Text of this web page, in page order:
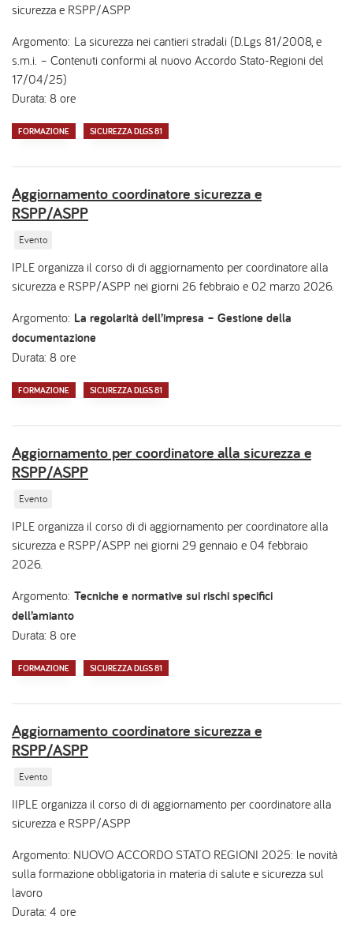
sicurezza e RSPP/ASPP
Argomento: La sicurezza nei cantieri stradali (D.Lgs 81/2008, e
s.m.i. – Contenuti conformi al nuovo Accordo Stato-Regioni del
17/04/25)
Durata: 8 ore
FORMAZIONE SICUREZZA DLGS 81
Aggiornamento coordinatore sicurezza e
RSPP/ASPP
Evento
IPLE organizza il corso di di aggiornamento per coordinatore alla
sicurezza e RSPP/ASPP nei giorni 26 febbraio e 02 marzo 2026.
Argomento: La regolarità dell’impresa – Gestione della
documentazione
Durata: 8 ore
FORMAZIONE SICUREZZA DLGS 81
Aggiornamento per coordinatore alla sicurezza e
RSPP/ASPP
Evento
IPLE organizza il corso di di aggiornamento per coordinatore alla
sicurezza e RSPP/ASPP nei giorni 29 gennaio e 04 febbraio
2026.
Argomento: Tecniche e normative sui rischi specifici
dell’amianto
Durata: 8 ore
FORMAZIONE SICUREZZA DLGS 81
Aggiornamento coordinatore sicurezza e
RSPP/ASPP
Evento
IIPLE organizza il corso di di aggiornamento per coordinatore alla
sicurezza e RSPP/ASPP
Argomento: NUOVO ACCORDO STATO REGIONI 2025: le novità
sulla formazione obbligatoria in materia di salute e sicurezza sul
lavoro
Durata: 4 ore